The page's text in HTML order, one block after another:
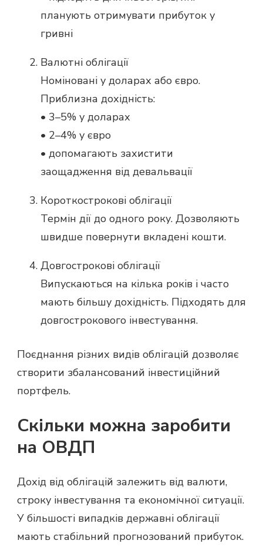
планують отримувати прибуток у
гривні
Валютні облігації
Номіновані у доларах або євро.
Приблизна дохідність:
• 3–5% у доларах
• 2–4% у євро
• допомагають захистити
заощадження від девальвації
Короткострокові облігації
Термін дії до одного року. Дозволяють
швидше повернути вкладені кошти.
Довгострокові облігації
Випускаються на кілька років і часто
мають більшу дохідність. Підходять для
довгострокового інвестування.
Поєднання різних видів облігацій дозволяє
створити збалансований інвестиційний
портфель.
Скільки можна заробити
на ОВДП
Дохід від облігацій залежить від валюти,
строку інвестування та економічної ситуації.
У більшості випадків державні облігації
мають стабільний прогнозований прибуток.